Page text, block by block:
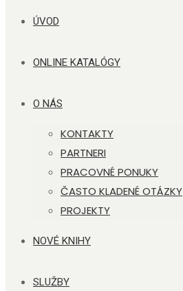
ÚVOD
ONLINE KATALÓGY
O NÁS
KONTAKTY
PARTNERI
PRACOVNÉ PONUKY
ČASTO KLADENÉ OTÁZKY
PROJEKTY
NOVÉ KNIHY
SLUŽBY